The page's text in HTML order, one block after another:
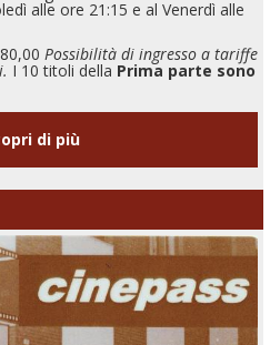
alle ore 21:15 e al Venerdì alle
Possibilità di ingresso a tariffe
I 10 titoli della Prima parte sono
di più